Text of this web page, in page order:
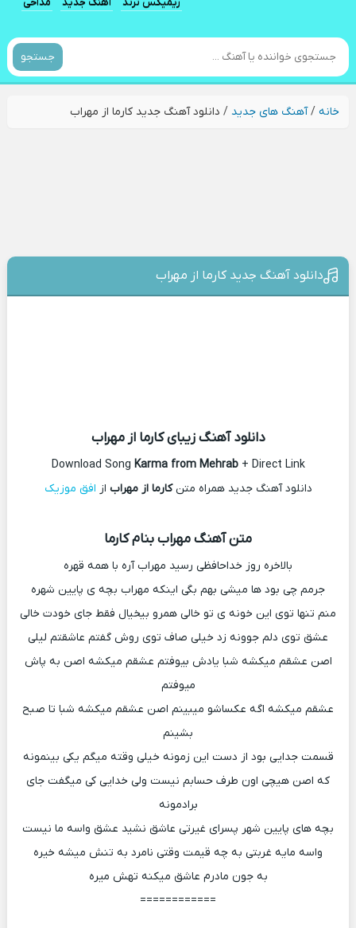
جستجو
خانه/آهنگ های جدید / دانلود آهنگ جدید کارما از مهراب
دانلود آهنگ جدید کارما از مهراب
دانلود آهنگ زیبای کارما از مهراب
Download Song Karma from Mehrab+ Direct Link
دانلود آهنگ جدید همراه متنکارما از مهراب از افق موزیک
متن آهنگ مهراب بنام کارما
بالاخره روز خداحافظی رسید مهراب آره با همه قهره
جرمم چی بود ها میشی بهم بگی اینکه مهراب بچه ی پایین شهره
منم تنها توی این خونه ی تو خالی همرو بیخیال فقط جای خودت خالی
عشق توی دلم جوونه زد خیلی صاف توی روش گفتم عاشقتم لیلی
اصن عشقم میکشه شبا یادش بیوفتم عشقم میکشه اصن به پاش
میوفتم
عشقم میکشه اگه عکساشو میبینم اصن عشقم میکشه شبا تا صبح
بشینم
قسمت جدایی بود از دست این زمونه خیلی وقته میگم یکی بینمونه
که اصن هیچی اون طرف حسابم نیست ولی خدایی کی میگفت جای
برادمونه
بچه های پایین شهر پسرای غیرتی عاشق نشید عشق واسه ما نیست
واسه مایه غربتی به چه قیمت وقتی نامرد به تنش میشه خیره
به جون مادرم عاشق میکنه تهش میره
============